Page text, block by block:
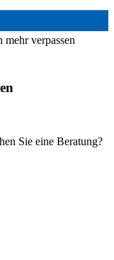
verpassen
Sie eine Beratung?